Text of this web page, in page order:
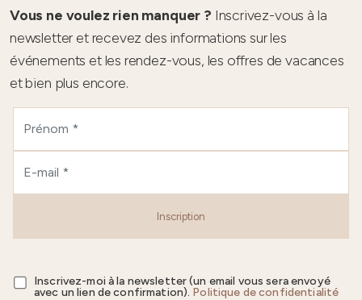
Vous ne voulez rien manquer ? Inscrivez-vous à la
newsletter et recevez des informations sur les
événements et les rendez-vous, les offres de vacances
et bien plus encore.
Inscription
Inscrivez-moi à la newsletter (un email vous sera envoyé
avec un lien de confirmation). Politique de confidentialité